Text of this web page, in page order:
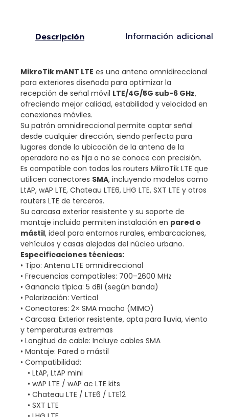
Descripción Información adicional
MikroTik mANT LTE es una antena omnidireccional
para exteriores diseñada para optimizar la
recepción de señal móvil LTE/4G/5G sub-6 GHz,
ofreciendo mejor calidad, estabilidad y velocidad en
conexiones móviles.
Su patrón omnidireccional permite captar señal
desde cualquier dirección, siendo perfecta para
lugares donde la ubicación de la antena de la
operadora no es fija o no se conoce con precisión.
Es compatible con todos los routers MikroTik LTE que
utilicen conectores SMA, incluyendo modelos como
LtAP, wAP LTE, Chateau LTE6, LHG LTE, SXT LTE y otros
routers LTE de terceros.
Su carcasa exterior resistente y su soporte de
montaje incluido permiten instalación en pared o
mástil, ideal para entornos rurales, embarcaciones,
vehículos y casas alejadas del núcleo urbano.
Especificaciones técnicas:
• Tipo: Antena LTE omnidireccional
• Frecuencias compatibles: 700–2600 MHz
• Ganancia típica: 5 dBi (según banda)
• Polarización: Vertical
• Conectores: 2× SMA macho (MIMO)
• Carcasa: Exterior resistente, apta para lluvia, viento
y temperaturas extremas
• Longitud de cable: Incluye cables SMA
• Montaje: Pared o mástil
• Compatibilidad:
• LtAP, LtAP mini
• wAP LTE / wAP ac LTE kits
• Chateau LTE / LTE6 / LTE12
• SXT LTE